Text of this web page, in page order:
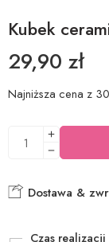
Kubek
29,90 zł
Najniższa cena z
Dostawa &
Czas realizacji